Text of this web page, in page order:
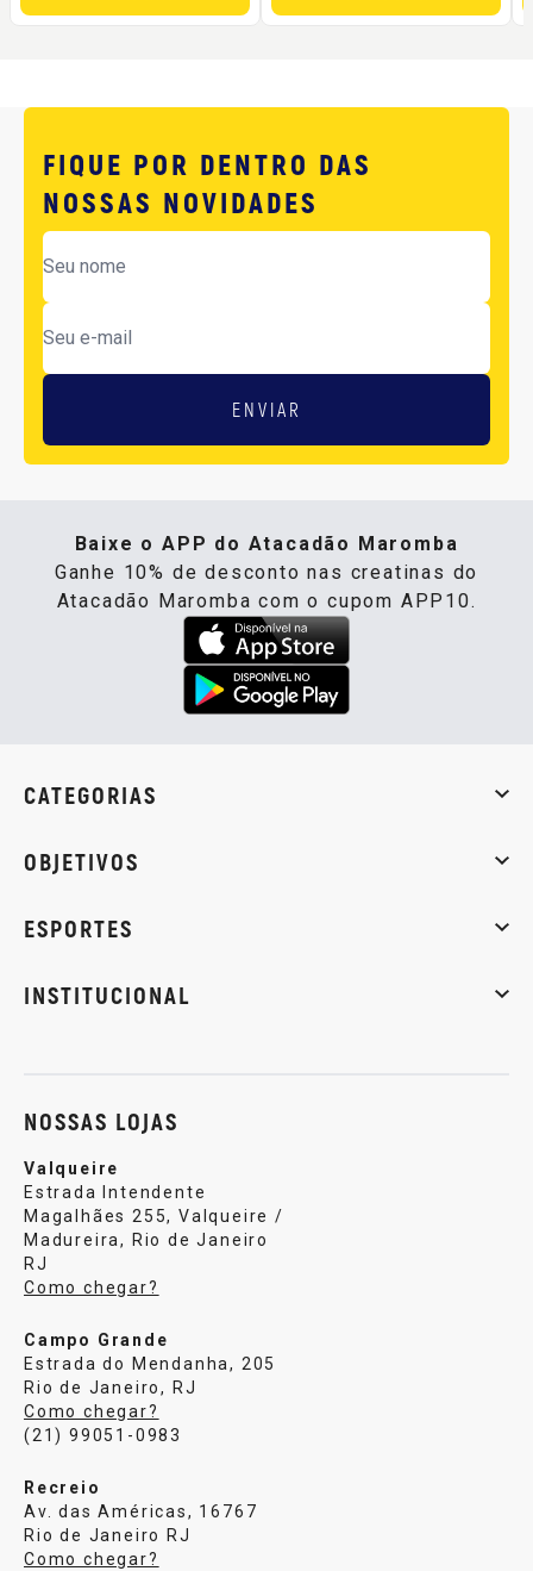
FIQUE POR DENTRO DAS
NOSSAS NOVIDADES
ENVIAR
Baixe o APP do Atacadão Maromba
Ganhe 10% de desconto nas creatinas do
Atacadão Maromba com o cupom APP10.
CATEGORIAS
OBJETIVOS
ESPORTES
INSTITUCIONAL
NOSSAS LOJAS
Valqueire
Estrada Intendente
Magalhães 255, Valqueire /
Madureira, Rio de Janeiro
RJ
Como chegar?
Campo Grande
Estrada do Mendanha, 205
Rio de Janeiro, RJ
Como chegar?
(21) 99051-0983
Recreio
Av. das Américas, 16767
Rio de Janeiro RJ
Como chegar?